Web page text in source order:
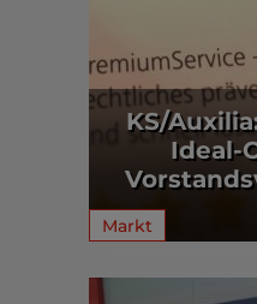
KS/
Ideal-
Markt